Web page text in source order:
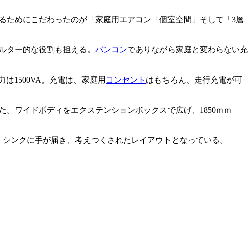
ためにこだわったのが「家庭用エアコン「個室空間」そして「3層
ー的な役割も担える。 バンコンでありながら家庭と変わらない充
は1500VA。充電は、家庭用 コンセント はもちろん、走行充電が可
ワイドボディをエクステンションボックスで広げ、1850ｍｍ
ンクに手が届き、考えつくされたレイアウトとなっている。